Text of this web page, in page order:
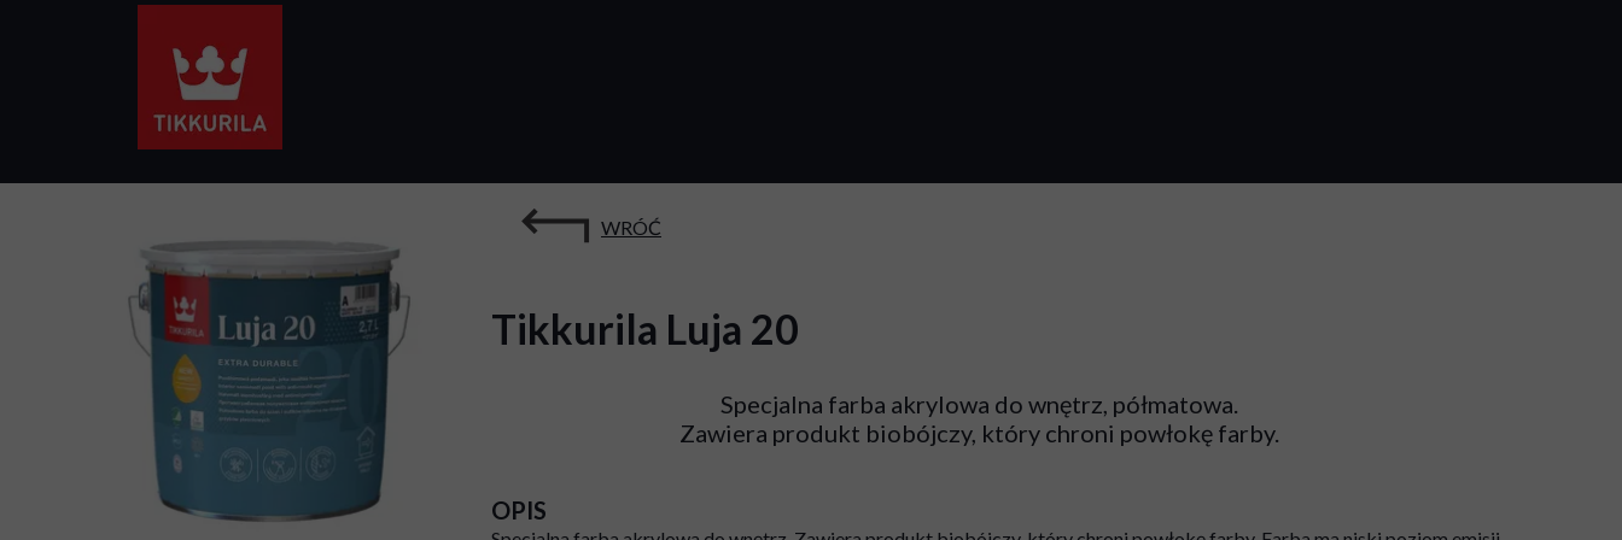
WRÓĆ
OPIS
Tikkurila Luja 20
Specjalna farba akrylowa do wnętrz, półmatowa.
Zawiera produkt biobójczy, który chroni powłokę farby.